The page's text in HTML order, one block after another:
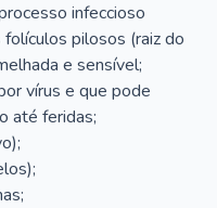
infeccioso
pilosos (raiz do
e sensível;
vírus e que pode
até feridas;